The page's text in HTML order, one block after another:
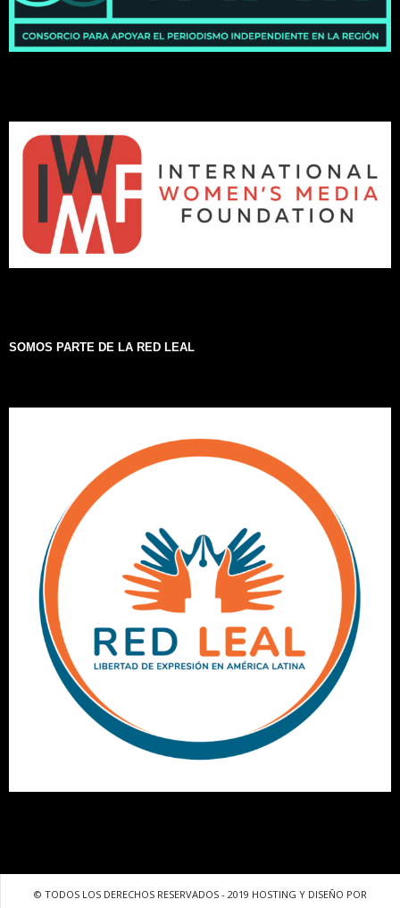
SOMOS PARTE DE LA RED LEAL
© TODOS LOS DERECHOS RESERVADOS - 2019 HOSTING Y DISEÑO POR